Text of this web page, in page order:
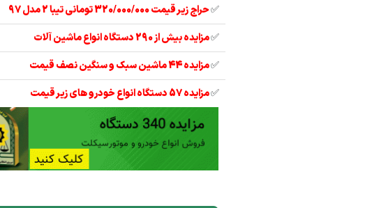
✅حراج زیر قیمت 320/000/000 تومانی تیبا 2 مدل 97
✅مزایده بیش از 290 دستگاه انواع ماشین آلات
✅مزایده 44 ماشین سبک و سنگین نصف قیمت
✅مزایده 57 دستگاه انواع خودرو های زیر قیمت